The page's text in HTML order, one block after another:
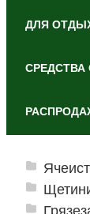
ДЛЯ